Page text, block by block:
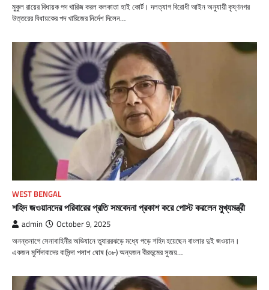
মুকুল রায়ের বিধায়ক পদ খারিজ করল কলকাতা হাই কোর্ট। দলত্যাগ বিরোধী আইন অনুযায়ী কৃষ্ণনগর
উত্তরের বিধায়কের পদ খারিজের নির্দেশ দিলেন…
WEST BENGAL
শহিদ জওয়ানদের পরিবারের প্রতি সমবেদনা প্রকাশ করে পোস্ট করলেন মুখ্যমন্ত্রী
admin October 9, 2025
অনন্তনাগে সেনাবাহিনীর অভিযানে তুষাররঝড়ে মধ্যে পড়ে শহিদ হয়েছেন বাংলার দুই জওয়ান।
একজন মুর্শিদাবাদের বাসিন্দা পলাশ ঘোষ (৩৮) অন্যজন বীরভূমের সুজয়…